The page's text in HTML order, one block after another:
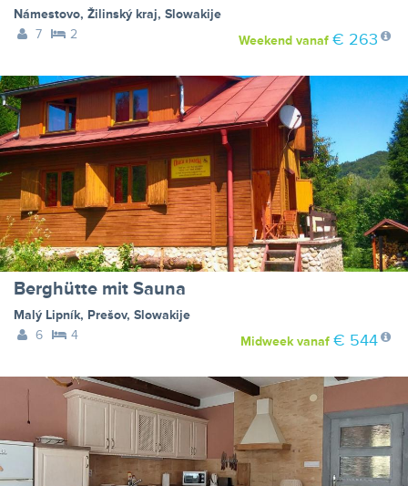
Námestovo, Žilinský kraj, Slowakije
7
2 Weekendvanaf € 263
Berghütte mit Sauna
Malý Lipník, Prešov, Slowakije
6
4 Midweekvanaf € 544